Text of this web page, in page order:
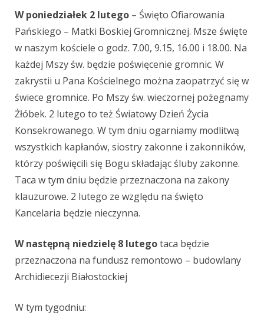
W poniedziałek 2 lutego – Święto Ofiarowania
Pańskiego – Matki Boskiej Gromnicznej. Msze święte
w naszym kościele o godz. 7.00, 9.15, 16.00 i 18.00. Na
każdej Mszy św. będzie poświęcenie gromnic. W
zakrystii u Pana Kościelnego można zaopatrzyć się w
świece gromnice. Po Mszy św. wieczornej pożegnamy
Żłóbek. 2 lutego to też Światowy Dzień Życia
Konsekrowanego. W tym dniu ogarniamy modlitwą
wszystkich kapłanów, siostry zakonne i zakonników,
którzy poświęcili się Bogu składając śluby zakonne.
Taca w tym dniu będzie przeznaczona na zakony
klauzurowe. 2 lutego ze względu na święto
Kancelaria będzie nieczynna.
W następną niedzielę 8 lutegotaca będzie
przeznaczona na fundusz remontowo – budowlany
Archidiecezji Białostockiej
W tym tygodniu: